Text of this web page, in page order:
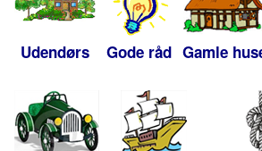
Udendørs Gode råd Gamle